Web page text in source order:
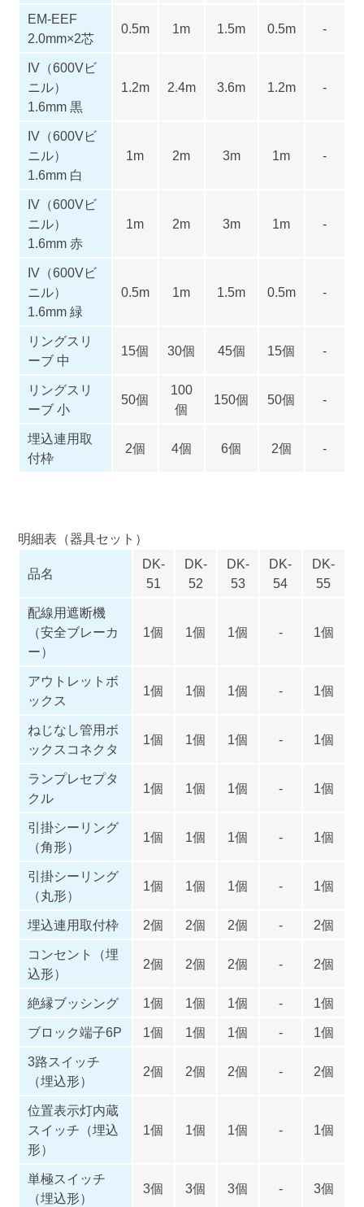
EM-EEF
2.0mm×2芯
0.5m 1m 1.5m 0.5m -
IV（600Vビ
ニル）
1.6mm 黒
1.2m 2.4m 3.6m 1.2m -
IV（600Vビ
ニル）
1.6mm 白
1m 2m 3m 1m -
IV（600Vビ
ニル）
1.6mm 赤
1m 2m 3m 1m -
IV（600Vビ
ニル）
1.6mm 緑
0.5m 1m 1.5m 0.5m -
リングスリ
ーブ 中
15個 30個 45個 15個 -
リングスリ
ーブ 小
50個
100
個
150個 50個 -
埋込連用取
付枠
2個 4個 6個 2個 -
明細表（器具セット）
品名
DK-
51
DK-
52
DK-
53
DK-
54
DK-
55
配線用遮断機
（安全ブレーカ
ー）
1個 1個 1個 - 1個
アウトレットボ
ックス
1個 1個 1個 - 1個
ねじなし管用ボ
ックスコネクタ
1個 1個 1個 - 1個
ランプレセプタ
クル
1個 1個 1個 - 1個
引掛シーリング
（角形）
1個 1個 1個 - 1個
引掛シーリング
（丸形）
1個 1個 1個 - 1個
埋込連用取付枠 2個 2個 2個 -
2個
コンセント（埋
込形）
2個 2個 2個 - 2個
絶縁ブッシング 1個 1個 1個 -
1個
ブロック端子6P
1個 1個 1個 -
1個
3路スイッチ
（埋込形）
2個 2個 2個 - 2個
位置表示灯内蔵
スイッチ（埋込
形）
1個 1個 1個 - 1個
単極スイッチ
（埋込形）
3個 3個 3個 - 3個